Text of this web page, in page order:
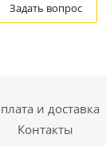
Задать вопрос
и доставка
Контакты